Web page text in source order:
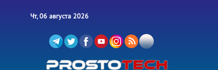
Чт, 06 августа 2026